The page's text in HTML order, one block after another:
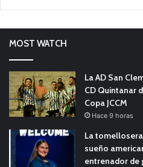
MOST WATCH
La AD San
CD Quintanar
Copa JCCM
Hace 9 horas
La
sueño
entrenador de